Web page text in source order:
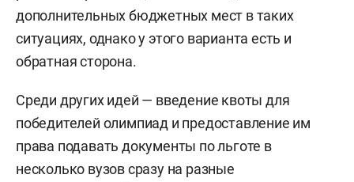
дополнительных бюджетных мест в таких
ситуациях, однако у этого варианта есть и
обратная сторона.
Среди других идей — введение квоты для
победителей олимпиад и предоставление им
права подавать документы по льготе в
несколько вузов сразу на разные